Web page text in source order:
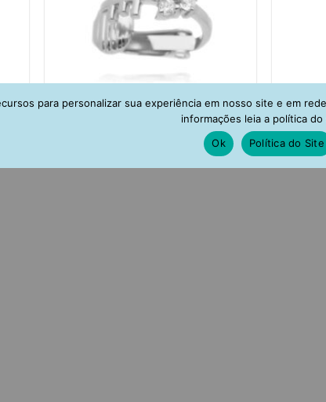
Piercing De Pressão De Chave
Zirconias Rodio Com Trava De Clip
para personalizar sua experiência em nosso site e em
informações leia a política do
Ok
Política do Site